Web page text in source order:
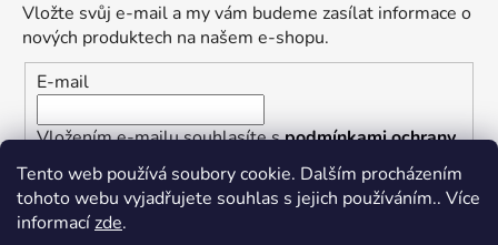
Tento web používá soubory cookie. Dalším procházením
tohoto webu vyjadřujete souhlas s jejich používáním.. Více
informacízde.
Vložte svůj e-mail a my vám budeme zasílat informace o
nových produktech na našem e-shopu.
E-mail
Vložením e-mailu souhlasíte spodmínkami ochrany
osobních údajů
PŘIHLÁSIT SE